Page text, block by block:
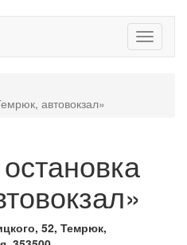
автовокзал»
52, Темрюк,